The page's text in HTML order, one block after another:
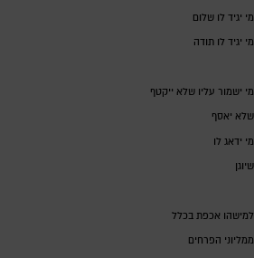
מי יגיד לו שלום
מי יגיד לו תודה
מי ישמור עליו שלא ייקטף
שלא יאסף
מי ידאג לו
שיוגן
למישהו אכפת בכלל
ממליוני הפרחים